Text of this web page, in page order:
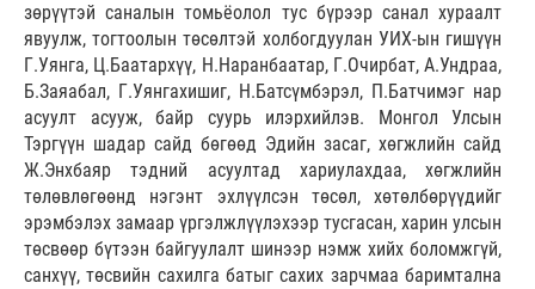
зөрүүтэй саналын томьёолол тус бүрээр санал хураалт
явуулж, тогтоолын төсөлтэй холбогдуулан УИХ-ын гишүүн
Г.Уянга, Ц.Баатархүү, Н.Наранбаатар, Г.Очирбат, А.Ундраа,
Б.Заяабал, Г.Уянгахишиг, Н.Батсүмбэрэл, П.Батчимэг нар
асуулт асууж, байр суурь илэрхийлэв. Монгол Улсын
Тэргүүн шадар сайд бөгөөд Эдийн засаг, хөгжлийн сайд
Ж.Энхбаяр тэдний асуултад хариулахдаа, хөгжлийн
төлөвлөгөөнд нэгэнт эхлүүлсэн төсөл, хөтөлбөрүүдийг
эрэмбэлэх замаар үргэлжлүүлэхээр тусгасан, харин улсын
төсвөөр бүтээн байгуулалт шинээр нэмж хийх боломжгүй,
санхүү, төсвийн сахилга батыг сахих зарчмаа баримтална